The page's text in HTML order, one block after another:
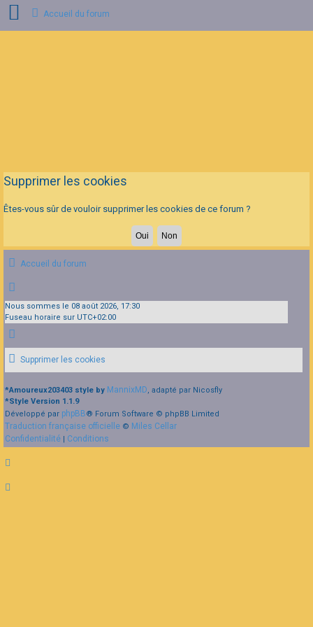
Accueil du forum
Supprimer les cookies
Êtes-vous sûr de vouloir supprimer les cookies de ce forum ?
Accueil du forum
Nous sommes le 08 août 2026, 17:30
Fuseau horaire sur UTC+02:00
Supprimer les cookies
*Amoureux203403 style by MannixMD , adapté par Nicosfly
*Style Version 1.1.9
Développé par phpBB® Forum Software © phpBB Limited
Traduction française officielle © Miles Cellar
Confidentialité | Conditions